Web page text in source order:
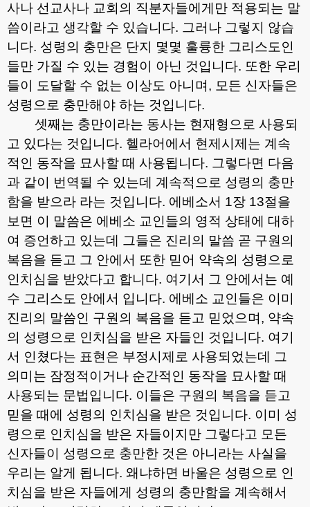
사나 선교사나 교회의 직분자들에게만 적용되는 말
씀이라고 생각할 수 있습니다. 그러나 그렇지 않습
니다. 성령의 충만은 단지 몇몇 훌륭한 그리스도인
들만 가질 수 있는 경험이 아닌 것입니다. 또한 우리
들이 도달할 수 없는 이상도 아니며 , 모든 신자들은
성령으로 충만해야 하는 것입니다.
셋째는 충만이라는 동사는 현재형으로 사용되
고 있다는 것입니다. 헬라어에서 현제시제는 계속
적인 동작을 묘사할 때 사용됩니다. 그렇다면 다음
과 같이 번역될 수 있는데 계속적으로 성령의 충만
함을 받으라 라는 것입니다. 에베소서 1장 13절을
보면 이 말씀은 에베소 교인들의 영적 상태에 대하
여 증언하고 있는데 그들은 진리의 말씀 곧 구원의
복음을 듣고 그 안에서 또한 믿어 약속의 성령으로
인치심을 받았다고 합니다. 여기서 그 안에서는 예
수 그리스도 안에서 입니다. 에베소 교인들은 이미
진리의 말씀인 구원의 복음을 듣고 믿었으며 , 약속
의 성령으로 인치심을 받은 자들인 것입니다. 여기
서 인쳤다는 표현은 부정시제로 사용되었는데 그
의미는 잠정적이거나 순간적인 동작을 묘사할 때
사용되는 문법입니다. 이들은 구원의 복음을 듣고
믿을 때에 성령의 인치심을 받은 것입니다. 이미 성
령으로 인치심을 받은 자들이지만 그렇다고 모든
신자들이 성령으로 충만한 것은 아니라는 사실을
우리는 알게 됩니다. 왜냐하면 바울은 성령으로 인
치심을 받은 자들에게 성령의 충만함을 계속해서